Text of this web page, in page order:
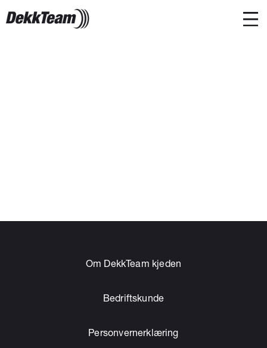
Om DekkTeam kjeden
Bedriftskunde
Personvernerklæring